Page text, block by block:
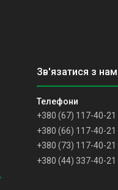
+380 (67) 117-40-21
+380 (66) 117-40-21
+380 (73) 117-40-21
+380 (44) 337-40-21